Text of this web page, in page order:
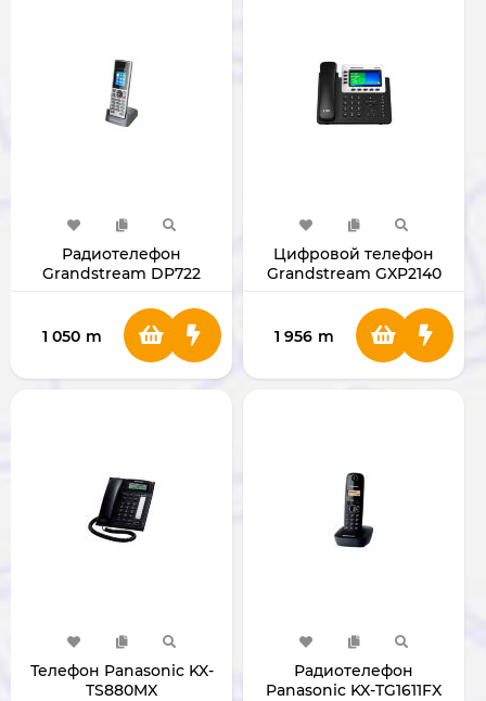
Радиотелефон
Grandstream DP722
1 050 m
Цифровой телефон
Grandstream GXP2140
1 956 m
Телефон Panasonic KX-
TS880MX
Радиотелефон
Panasonic KX-TG1611FX